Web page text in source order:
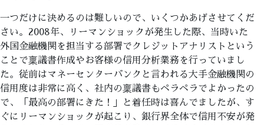
一つだけに決めるのは難しいので、いくつかあげさせてくだ
さい。2008年、リーマンショックが発生した際、当時いた
外国金融機関を担当する部署でクレジットアナリストという
ことで稟議書作成やお客様の信用分析業務を行っていまし
た。従前はマネーセンターバンクと言われる大手金融機関の
信用度は非常に高く、社内の稟議書もペラペラでよかったの
で、「最高の部署にきた！」と着任時は喜んでましたが、す
ぐにリーマンショックが起こり、銀行界全体で信用不安が発